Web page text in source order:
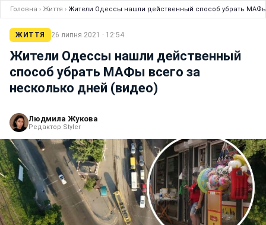
Головна › Життя › Жители Одессы нашли действенный способ убрать
ЖИТТЯ 26 липня 2021 · 12:54
Жители Одессы нашли действенный
способ убрать МАФы всего за
несколько дней (видео)
Людмила Жукова
Редактор Styler